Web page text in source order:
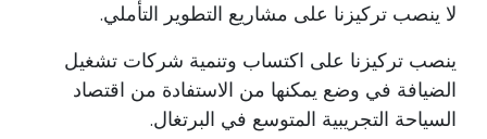
لا ينصب تركيزنا على مشاريع التطوير التأملي.
ينصب تركيزنا على اكتساب وتنمية شركات تشغيل
الضيافة في وضع يمكنها من الاستفادة من اقتصاد
السياحة التجريبية المتوسع في البرتغال.